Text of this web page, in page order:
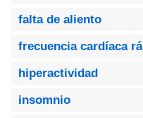
falta de aliento
frecuencia cardíaca
hiperactividad
insomnio